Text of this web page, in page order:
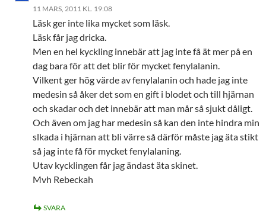
11 MARS, 2011 KL. 19:08
Läsk ger inte lika mycket som läsk.
Läsk får jag dricka.
Men en hel kyckling innebär att jag inte få ät mer på en
dag bara för att det blir för mycket fenylalanin.
Vilkent ger hög värde av fenylalanin och hade jag inte
medesin så åker det som en gift i blodet och till hjärnan
och skadar och det innebär att man mår så sjukt dåligt.
Och även om jag har medesin så kan den inte hindra min
slkada i hjärnan att bli värre så därför måste jag äta stikt
så jag inte få för mycket fenylalaning.
Utav kycklingen får jag ändast äta skinet.
Mvh Rebeckah
SVARA